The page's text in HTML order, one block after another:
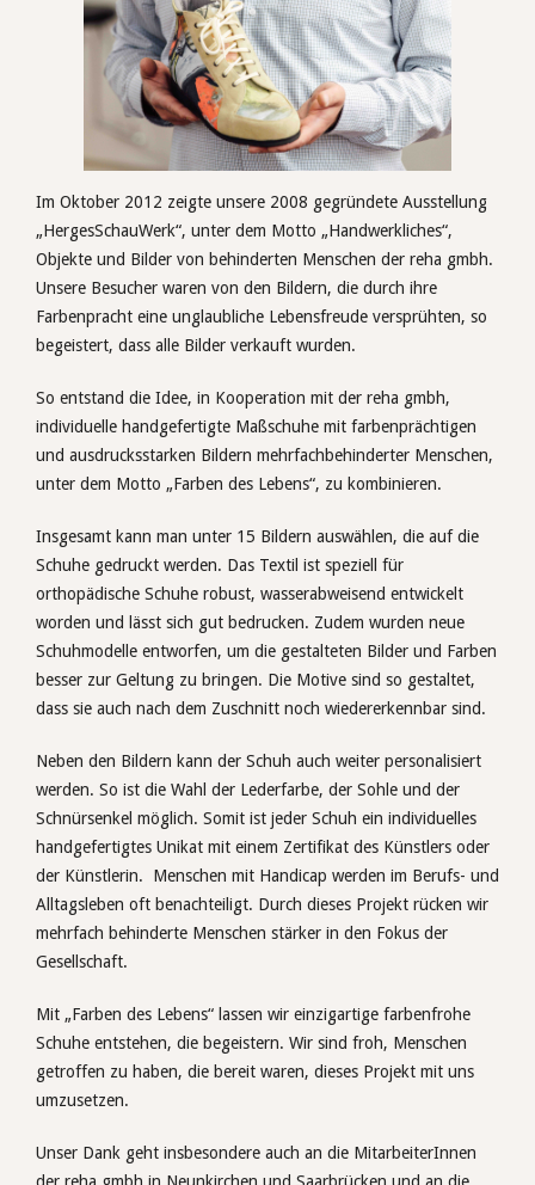
Im Oktober 2012 zeigte unsere 2008 gegründete Ausstellung
„HergesSchauWerk“, unter dem Motto „Handwerkliches“,
Objekte und Bilder von behinderten Menschen der reha gmbh.
Unsere Besucher waren von den Bildern, die durch ihre
Farbenpracht eine unglaubliche Lebensfreude versprühten, so
begeistert, dass alle Bilder verkauft wurden.
So entstand die Idee, in Kooperation mit der reha gmbh,
individuelle handgefertigte Maßschuhe mit farbenprächtigen
und ausdrucksstarken Bildern mehrfachbehinderter Menschen,
unter dem Motto „Farben des Lebens“, zu kombinieren.
Insgesamt kann man unter 15 Bildern auswählen, die auf die
Schuhe gedruckt werden. Das Textil ist speziell für
orthopädische Schuhe robust, wasserabweisend entwickelt
worden und lässt sich gut bedrucken. Zudem wurden neue
Schuhmodelle entworfen, um die gestalteten Bilder und Farben
besser zur Geltung zu bringen. Die Motive sind so gestaltet,
dass sie auch nach dem Zuschnitt noch wiedererkennbar sind.
Neben den Bildern kann der Schuh auch weiter personalisiert
werden. So ist die Wahl der Lederfarbe, der Sohle und der
Schnürsenkel möglich. Somit ist jeder Schuh ein individuelles
handgefertigtes Unikat mit einem Zertifikat des Künstlers oder
der Künstlerin. Menschen mit Handicap werden im Berufs- und
Alltagsleben oft benachteiligt. Durch dieses Projekt rücken wir
mehrfach behinderte Menschen stärker in den Fokus der
Gesellschaft.
Mit „Farben des Lebens“ lassen wir einzigartige farbenfrohe
Schuhe entstehen, die begeistern. Wir sind froh, Menschen
getroffen zu haben, die bereit waren, dieses Projekt mit uns
umzusetzen.
Unser Dank geht insbesondere auch an die MitarbeiterInnen